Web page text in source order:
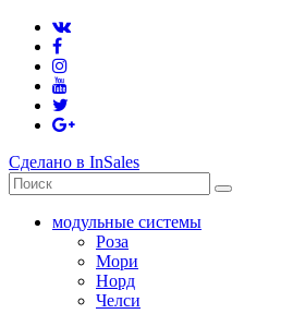
Сделано в InSales
модульные системы
Роза
Мори
Норд
Челси